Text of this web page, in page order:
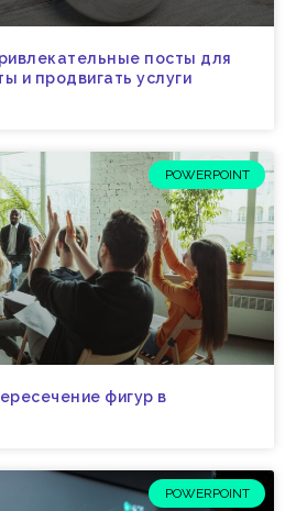
посты для
и продвигать услуги
POWERPOINT
фигур в
POWERPOINT